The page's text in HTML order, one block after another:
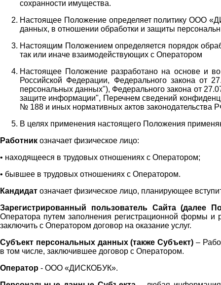
сохранности имущества.
Настоящее Положение определяет политику ООО
данных, в отношении обработки и защиты
Настоящим Положением определяется порядок
так или иначе взаимодействующих с Оператором
Настоящее Положение разработано на основе и во
Российской Федерации, Федерального закона
персональных данных"), Федерального закона от
защите информации", Перечнем сведений
№ 188 и иных нормативных актов законодательства
В целях применения настоящего Положения
Работник означает физическое лицо:
• находящееся в трудовых отношениях с Оператором;
• бывшее в трудовых отношениях с Оператором.
Кандидат означает физическое лицо, планирующее
Зарегистрированный пользователь Сайта (далее
Оператора путем заполнения регистрационной формы и
заключить с Оператором договор на оказание услуг.
Субъект персональных данных (также Субъект) –
в том числе, заключившее договор с Оператором.
Оператор - ООО «ДИСКОБУК».